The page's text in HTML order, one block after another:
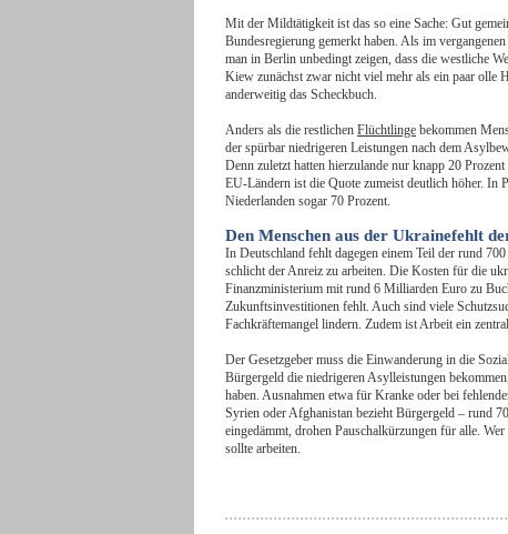
Mit der Mildtätigkeit ist das so eine Sache: Gut
Bundesregierung gemerkt haben. Als im
man in Berlin unbedingt zeigen, dass die westliche
Kiew zunächst zwar nicht viel mehr als ein paar olle
anderweitig das Scheckbuch.
Anders als die restlichen Flüchtlinge bekommen
der spürbar niedrigeren Leistungen nach dem
Denn zuletzt hatten hierzulande nur knapp 20
EU-Ländern ist die Quote zumeist deutlich höher. In
Niederlanden sogar 70 Prozent.
Den Menschen aus der Ukrainefehlt
In Deutschland fehlt dagegen einem Teil der rund
schlicht der Anreiz zu arbeiten. Die Kosten für die
Finanzministerium mit rund 6 Milliarden Euro zu
Zukunftsinvestitionen fehlt. Auch sind viele
Fachkräftemangel lindern. Zudem ist Arbeit ein
Der Gesetzgeber muss die Einwanderung in die
Bürgergeld die niedrigeren Asylleistungen
haben. Ausnahmen etwa für Kranke oder bei
Syrien oder Afghanistan bezieht Bürgergeld – rund
eingedämmt, drohen Pauschalkürzungen für alle.
sollte arbeiten.